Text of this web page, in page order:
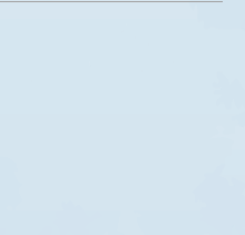
© 2023 Mie